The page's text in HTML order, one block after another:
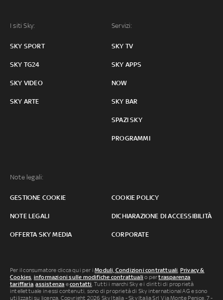
I siti Sky:
SKY SPORT
SKY TG24
SKY VIDEO
SKY ARTE
Servizi:
SKY TV
SKY APPS
NOW
SKY BAR
SPAZI SKY
PROGRAMMI
Note legali:
GESTIONE COOKIE COOKIE POLICY
NOTE LEGALI DICHIARAZIONE DI ACCESSIBILITÀ
OFFERTA SKY MEDIA CORPORATE
Per il consumatore clicca qui per iModuli, Condizioni contrattuali, Privacy &
Cookies, informazioni sulle modifiche contrattuali o pertrasparenza
tariffaria,assistenza econtatti. Tutti i marchi Sky e i diritti di proprietà
intellettuale in essi contenuti, sono di proprietà di Sky international AG e sono
utilizzati su licenza. Copyright 2026 Sky Italia - Sky Italia Srl Via Monte Penice, 7 -